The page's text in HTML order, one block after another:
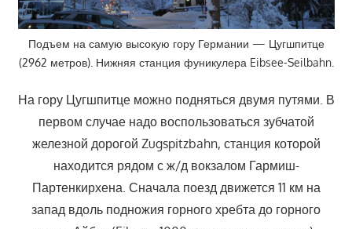
Подъем на самую высокую гору Германии — Цугшпитце
(2962 метров). Нижняя станция фуникулера Eibsee-Seilbahn.
На гору Цугшпитце можно подняться двумя путями. В
первом случае надо воспользоваться зубчатой
железной дорогой Zugspitzbahn, станция которой
находится рядом с ж/д вокзалом Гармиш-
Партенкирхена. Сначала поезд движется 11 км на
запад вдоль подножия горного хребта до горного